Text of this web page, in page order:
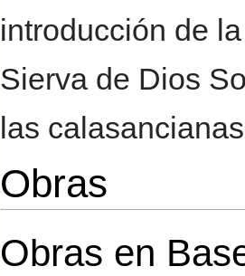
introducción de
Sierva de Dios
las
Obras
Obras en